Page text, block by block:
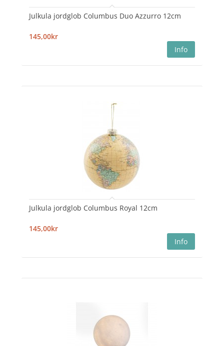
Julkula jordglob Columbus Duo Azzurro 12cm
145,00kr
Julkula jordglob Columbus Royal 12cm
145,00kr